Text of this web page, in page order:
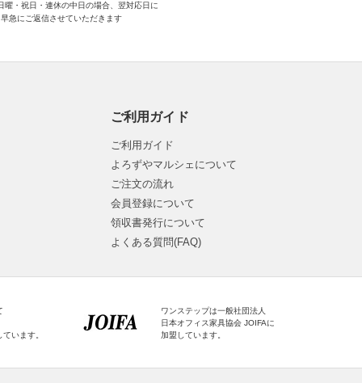
曜・祝日・連休の中日の場合、翌対応日に
早急にご返信させていただきます
ご利用ガイド
ご利用ガイド
よろずやマルシェについて
ご注文の流れ
会員登録について
領収書発行について
よくある質問(FAQ)
います。
ワンステップは一般社団法人
日本オフィス家具協会 JOIFAに
加盟しています。